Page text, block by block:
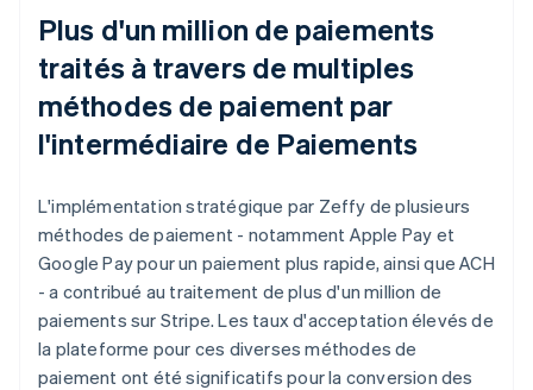
Plus d'un million de paiements
traités à travers de multiples
méthodes de paiement par
l'intermédiaire de Paiements
L'implémentation stratégique par Zeffy de plusieurs
méthodes de paiement - notamment Apple Pay et
Google Pay pour un paiement plus rapide, ainsi que ACH
- a contribué au traitement de plus d'un million de
paiements sur Stripe. Les taux d'acceptation élevés de
la plateforme pour ces diverses méthodes de
paiement ont été significatifs pour la conversion des